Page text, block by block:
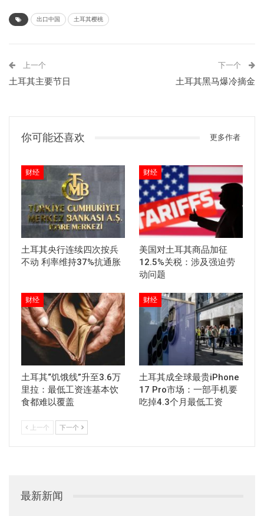
出口中国 土耳其樱桃
上一个
土耳其主要节日
下一个
土耳其黑马爆冷摘金
你可能还喜欢 更多作者
财经
土耳其央行连续四次按兵
不动 利率维持37%抗通胀
财经
美国对土耳其商品加征
12.5%关税：涉及强迫劳
动问题
财经
土耳其“饥饿线”升至3.6万
里拉：最低工资连基本饮
食都难以覆盖
财经
土耳其成全球最贵iPhone
17 Pro市场：一部手机要
吃掉4.3个月最低工资
上一个 下一个
最新新闻